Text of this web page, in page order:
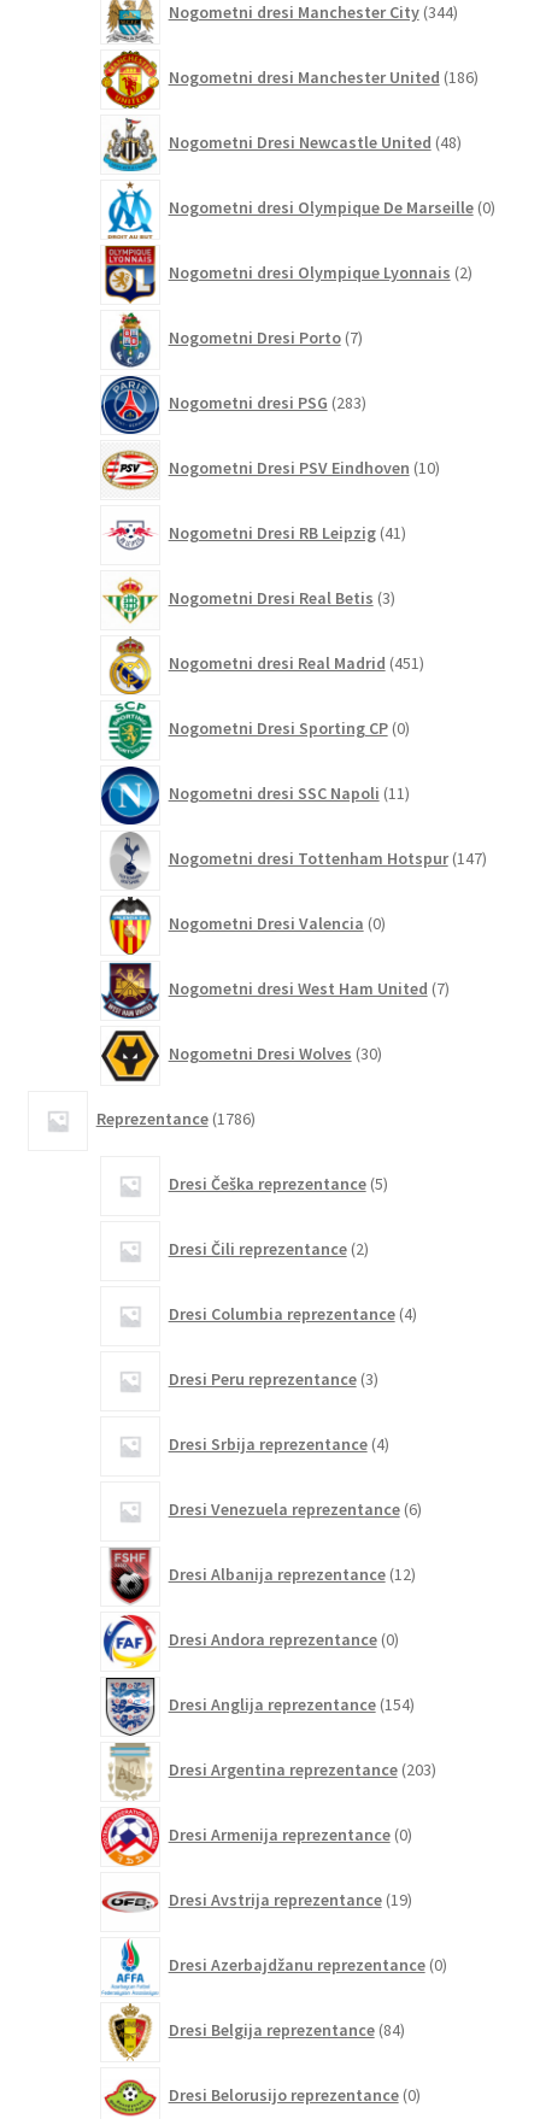
Nogometni dresi Manchester City 344izdelkov
Nogometni dresi Manchester United 186izdelkov
Nogometni Dresi Newcastle United 48izdelkov
Nogometni dresi Olympique De Marseille 0
Nogometni dresi Olympique Lyonnais 2izdelka
Nogometni Dresi Porto 7izdelkov
Nogometni dresi PSG 283izdelkov
Nogometni Dresi PSV Eindhoven 10izdelkov
Nogometni Dresi RB Leipzig 41izdelkov
Nogometni Dresi Real Betis 3izdelki
Nogometni dresi Real Madrid 451izdelkov
Nogometni Dresi Sporting CP 0izdelkov
Nogometni dresi SSC Napoli 11izdelkov
Nogometni dresi Tottenham Hotspur 147
Nogometni Dresi Valencia 0izdelkov
Nogometni dresi West Ham United 7izdelkov
Nogometni Dresi Wolves 30izdelkov
Reprezentance 1786izdelkov
Dresi Češka reprezentance 5izdelkov
Dresi Čili reprezentance 2izdelka
Dresi Columbia reprezentance 4izdelki
Dresi Peru reprezentance 3izdelki
Dresi Srbija reprezentance 4izdelki
Dresi Venezuela reprezentance 6izdelkov
Dresi Albanija reprezentance 12izdelkov
Dresi Andora reprezentance 0izdelkov
Dresi Anglija reprezentance 154izdelkov
Dresi Argentina reprezentance 203izdelki
Dresi Armenija reprezentance 0izdelkov
Dresi Avstrija reprezentance 19izdelkov
Dresi Azerbajdžanu reprezentance 0izdelkov
Dresi Belgija reprezentance 84izdelkov
Dresi Belorusijo reprezentance 0izdelkov